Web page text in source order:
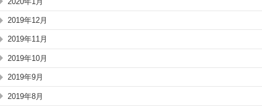
2019年12月
2019年11月
2019年10月
2019年9月
2019年8月